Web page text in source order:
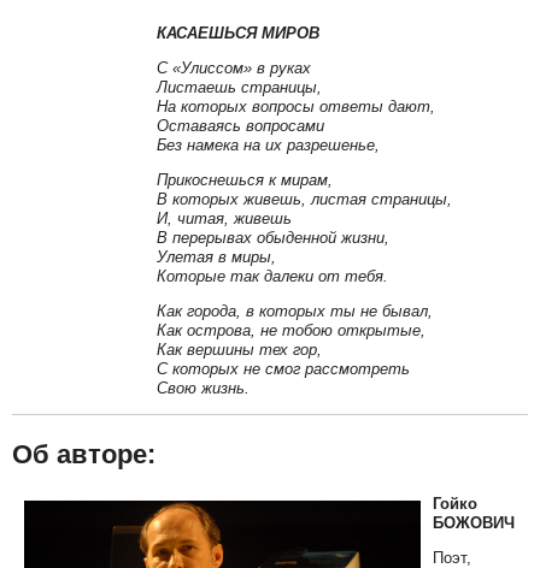
КАСАЕШЬСЯ МИРОВ
С «Улиссом» в руках
Листаешь страницы,
На которых вопросы ответы дают,
Оставаясь вопросами
Без намека на их разрешенье,
Прикоснешься к мирам,
В которых живешь, листая страницы,
И, читая, живешь
В перерывах обыденной жизни,
Улетая в миры,
Которые так далеки от тебя.
Как города, в которых ты не бывал,
Как острова, не тобою открытые,
Как вершины тех гор,
С которых не смог рассмотреть
Свою жизнь.
Об авторе:
Гойко
БОЖОВИЧ
Поэт,